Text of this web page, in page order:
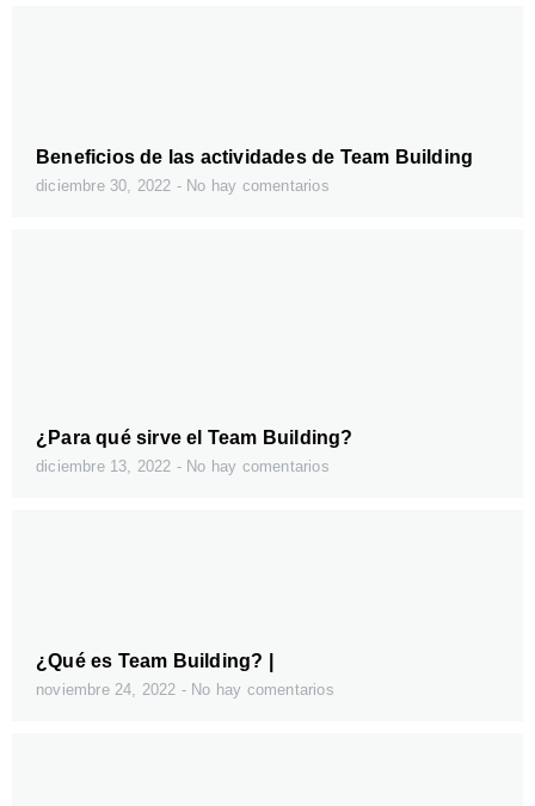
Beneficios de las actividades de Team Building
diciembre 30, 2022 No hay comentarios
¿Para qué sirve el Team Building?
diciembre 13, 2022 No hay comentarios
¿Qué es Team Building? |
noviembre 24, 2022 No hay comentarios